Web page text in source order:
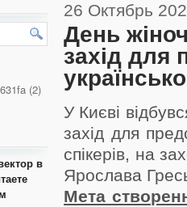
в
26 Октябрь
День
захід для
У Києві
захід для
спікерів, на
Ярослава
Мета